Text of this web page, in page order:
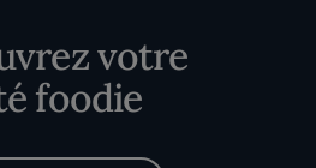
votre
foodie